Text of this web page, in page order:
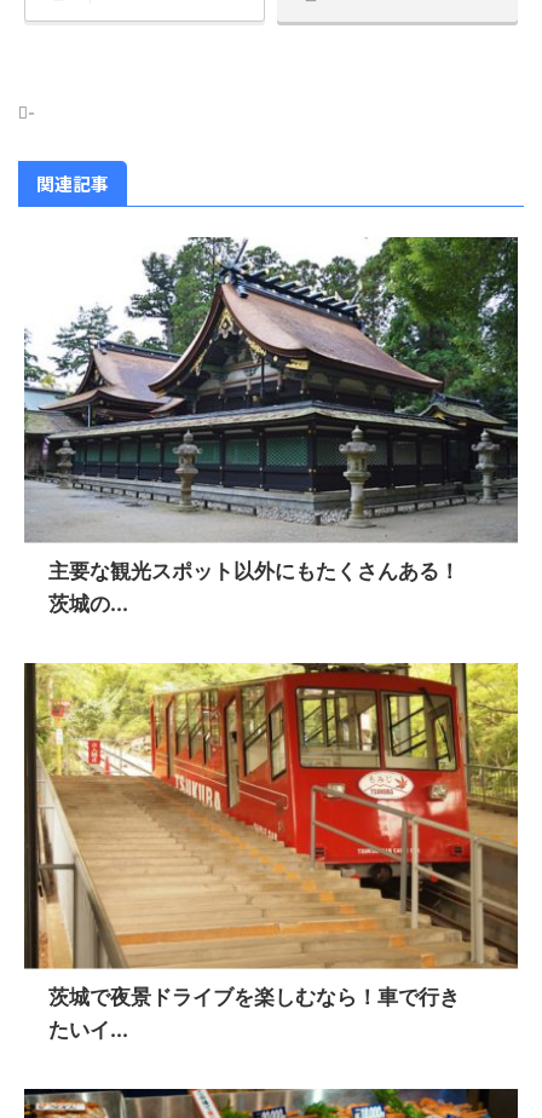
-
関連記事
主要な観光スポット以外にもたくさんある！
茨城の...
茨城で夜景ドライブを楽しむなら！車で行き
たいイ...